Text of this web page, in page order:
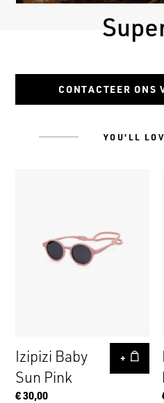
CONTACTEER ONS
YOU'LL
Izipizi Baby
Sun Pink
€ 30,00
+